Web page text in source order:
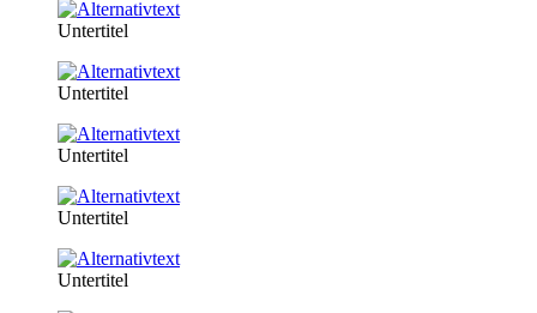
Untertitel
Untertitel
Untertitel
Untertitel
Untertitel